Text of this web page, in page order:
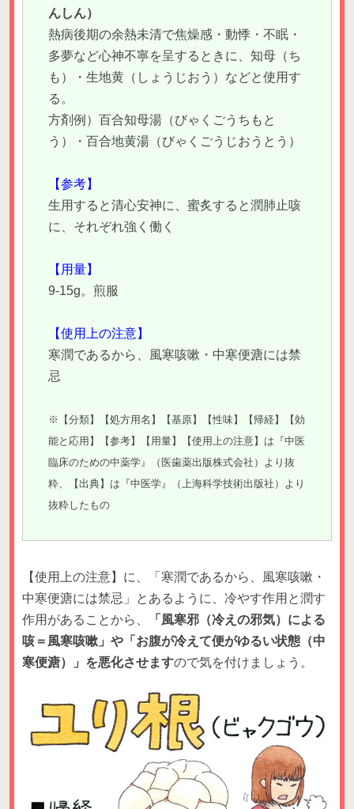
んしん）
熱病後期の余熱未清で焦燥感・動悸・不眠・
多夢など心神不寧を呈するときに、知母（ち
も）・生地黄（しょうじおう）などと使用す
る。
方剤例）百合知母湯（びゃくごうちもと
う）・百合地黄湯（びゃくごうじおうとう）
【参考】
生用すると清心安神に、蜜炙すると潤肺止咳
に、それぞれ強く働く
【用量】
9-15g。煎服
【使用上の注意】
寒潤であるから、風寒咳嗽・中寒便溏には禁
忌
※【分類】【処方用名】【基原】【性味】【帰経】【効
能と応用】【参考】【用量】【使用上の注意】は『中医
臨床のための中薬学』（医歯薬出版株式会社）より抜
粋、【出典】は『中医学』（上海科学技術出版社）より
抜粋したもの
【使用上の注意】に、「寒潤であるから、風寒咳嗽・
中寒便溏には禁忌」とあるように、冷やす作用と潤す
作用があることから、
「風寒邪（冷えの邪気）による
咳＝風寒咳嗽」や「お腹が冷えて便がゆるい状態（中
寒便溏）」を悪化させますので気を付けましょう。